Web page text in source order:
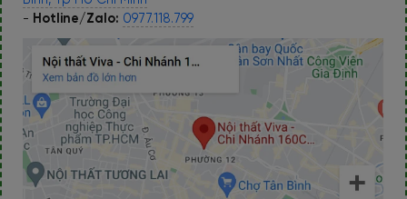
- Hotline/Zalo: 0977.118.799